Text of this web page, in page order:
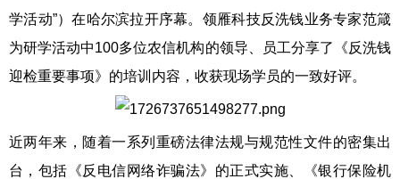
学活动”）在哈尔滨拉开序幕。领雁科技反洗钱业务专家范箴
为研学活动中100多位农信机构的领导、员工分享了《反洗钱
迎检重要事项》的培训内容，收获现场学员的一致好评。
近两年来，随着一系列重磅法律法规与规范性文件的密集出
台，包括《反电信网络诈骗法》的正式实施、《银行保险机